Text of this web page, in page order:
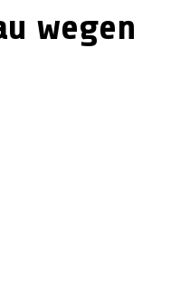
wegen